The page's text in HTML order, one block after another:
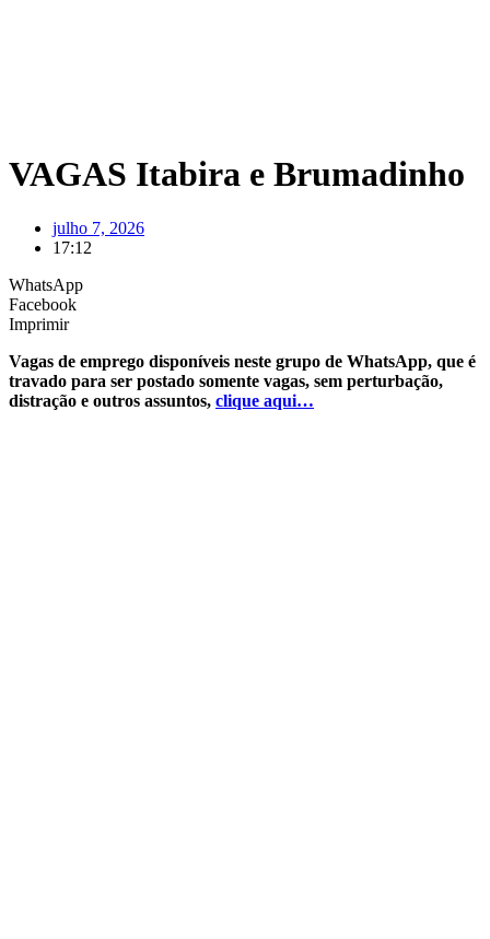
VAGAS Itabira e Brumadinho
julho 7, 2026
17:12
WhatsApp
Facebook
Imprimir
Vagas de emprego disponíveis neste grupo de WhatsApp, que é
travado para ser postado somente vagas, sem perturbação,
distração e outros assuntos, clique aqui…